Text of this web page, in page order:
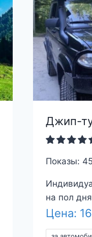
Джип-
Показы:
на пол
Цена: